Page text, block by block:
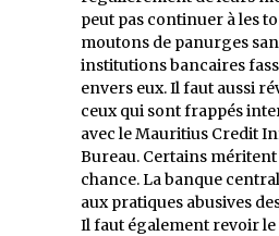
peut pas continuer à les
moutons de panurges
institutions bancaires
envers eux. Il faut aussi
ceux qui sont frappés
avec le Mauritius Credit
Bureau. Certains
chance. La banque
aux pratiques abusives
Il faut également revoir le